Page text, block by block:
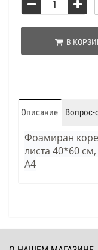
В
Описание Вопрос-
Фоамиран
листа 40*60
А4